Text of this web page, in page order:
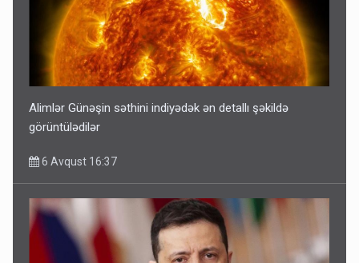
Alimlər Günəşin səthini indiyədək ən detallı şəkildə
görüntülədilər
6 Avqust 16:37